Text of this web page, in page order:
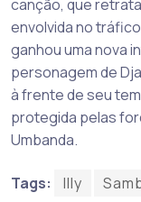
canção, que
envolvida no
ganhou uma nova
personagem de
à frente de seu
protegida pelas
Umbanda.
Tags: Illy